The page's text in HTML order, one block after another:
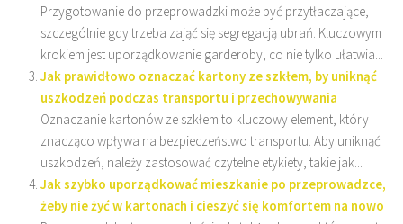
Przygotowanie do przeprowadzki może być przytłaczające,
szczególnie gdy trzeba zająć się segregacją ubrań. Kluczowym
krokiem jest uporządkowanie garderoby, co nie tylko ułatwia...
Jak prawidłowo oznaczać kartony ze szkłem, by uniknąć
uszkodzeń podczas transportu i przechowywania
Oznaczanie kartonów ze szkłem to kluczowy element, który
znacząco wpływa na bezpieczeństwo transportu. Aby uniknąć
uszkodzeń, należy zastosować czytelne etykiety, takie jak...
Jak szybko uporządkować mieszkanie po przeprowadzce,
żeby nie żyć w kartonach i cieszyć się komfortem na nowo